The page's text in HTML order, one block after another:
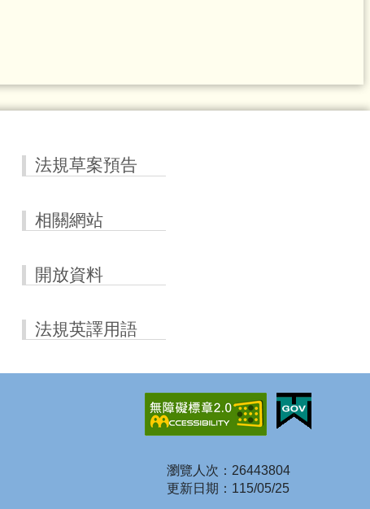
法規草案預告
相關網站
開放資料
法規英譯用語
瀏覽人次：26443804
更新日期：115/05/25